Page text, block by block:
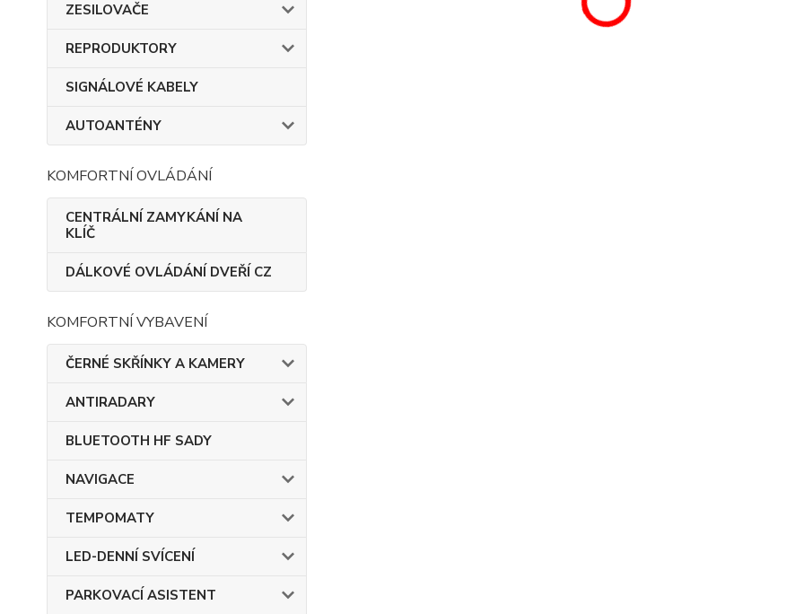
ZESILOVAČE
REPRODUKTORY
SIGNÁLOVÉ KABELY
AUTOANTÉNY
KOMFORTNÍ OVLÁDÁNÍ
CENTRÁLNÍ ZAMYKÁNÍ NA
KLÍČ
DÁLKOVÉ OVLÁDÁNÍ DVEŘÍ CZ
KOMFORTNÍ VYBAVENÍ
ČERNÉ SKŘÍNKY A KAMERY
ANTIRADARY
BLUETOOTH HF SADY
NAVIGACE
TEMPOMATY
LED-DENNÍ SVÍCENÍ
PARKOVACÍ ASISTENT